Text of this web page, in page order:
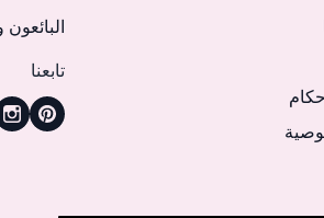
البائعون
تابعنا